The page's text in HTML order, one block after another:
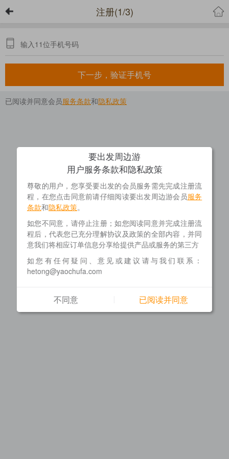
注册(1/3)
下一步，验证手机号
已阅读并同意会员服务条款和 隐私政策
要出发周边游
用户服务条款和隐私政策
尊敬的用户，您享受要出发的会员服务需先完成注册流
程，在您点击同意前请仔细阅读要出发周边游会员服务
条款和隐私政策。
如您不同意，请停止注册；如您阅读同意并完成注册流
程后，代表您已充分理解协议及政策的全部内容，并同
意我们将相应订单信息分享给提供产品或服务的第三方
如您有任何疑问、意见或建议请与我们联系：
hetong@yaochufa.com
不同意 已阅读并同意